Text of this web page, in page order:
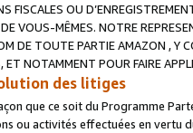
FISCALES OU
VOUS-MÊMES. NOTRE
DE TOUTE PARTIE AMAZON , Y
NOTAMMENT POUR FAIRE
des litiges
que ce soit du Programme
ou activités effectuées en vertu